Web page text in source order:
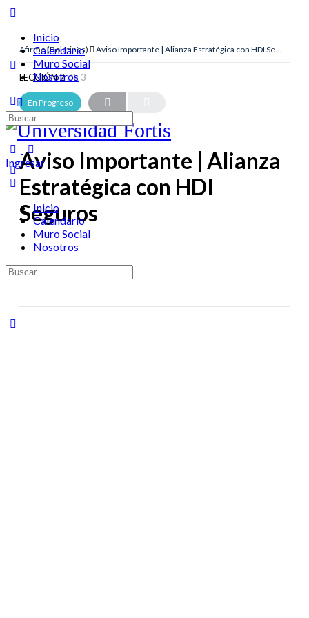
Inicio
Calendario
Muro Social
Nosotros
Ingresar
Inicio
Calendario
Muro Social
Nosotros
Afirme (Boletines) Aviso Importante | Alianza Estratégica con HDI Seguros
LECCIÓN 2DE 3
En Progreso
Aviso Importante | Alianza
Estratégica con HDI
Seguros